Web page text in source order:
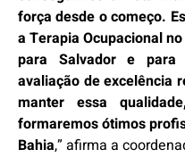
força desde o começo.
a Terapia Ocupacional
para Salvador e
avaliação de excelência
manter essa
formaremos ótimos
Bahia,” afirma a